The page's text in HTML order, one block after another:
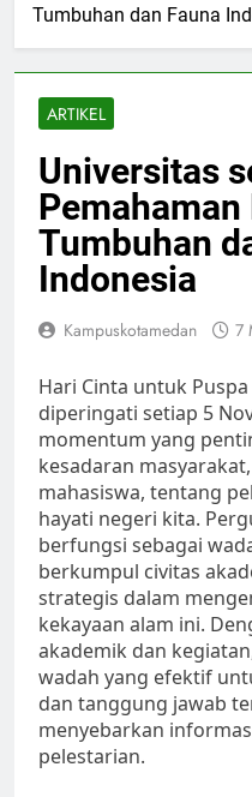
Tumbuhan dan Fauna
ARTIKEL
Universitas
Tumbuhan
Indonesia
Kampuskotamedan 7
Hari Cinta untuk
diperingati setiap 5
momentum yang
kesadaran
mahasiswa, tentang
hayati negeri kita.
berfungsi sebagai
berkumpul civitas
strategis dalam
kekayaan alam ini.
akademik dan
wadah yang efektif
dan tanggung jawab
menyebarkan
pelestarian.